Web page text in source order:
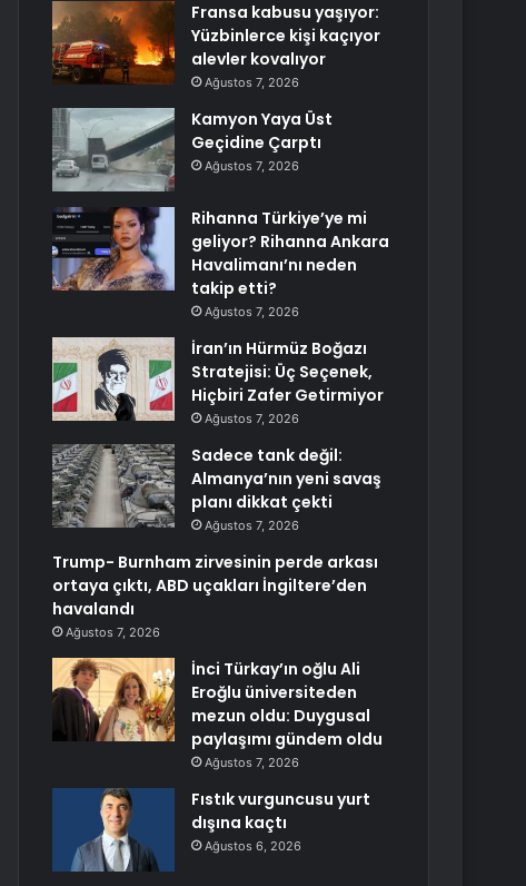
Fransa kabusu yaşıyor:
Yüzbinlerce kişi kaçıyor
alevler kovalıyor
Ağustos 7, 2026
Kamyon Yaya Üst
Geçidine Çarptı
Ağustos 7, 2026
Rihanna Türkiye’ye mi
geliyor? Rihanna Ankara
Havalimanı’nı neden
takip etti?
Ağustos 7, 2026
İran’ın Hürmüz Boğazı
Stratejisi: Üç Seçenek,
Hiçbiri Zafer Getirmiyor
Ağustos 7, 2026
Sadece tank değil:
Almanya’nın yeni savaş
planı dikkat çekti
Ağustos 7, 2026
Trump- Burnham zirvesinin perde arkası
ortaya çıktı, ABD uçakları İngiltere’den
havalandı
Ağustos 7, 2026
İnci Türkay’ın oğlu Ali
Eroğlu üniversiteden
mezun oldu: Duygusal
paylaşımı gündem oldu
Ağustos 7, 2026
Fıstık vurguncusu yurt
dışına kaçtı
Ağustos 6, 2026